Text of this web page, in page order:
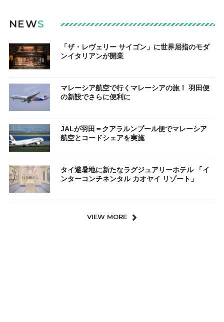
NEWS
「ザ・レヴェリー サイゴン」に世界屈指のモダ
ンイタリアンが開業
マレーシア航空で行くマレーシアの旅！ 羽田便
の新設でさらに便利に
JALが羽田＝クアラルンプール便でマレーシア
航空とコードシェアを実施
タイ避暑地に新たなラグジュアリーホテル 「イ
ンターコンチネンタル カオヤイ リゾート」
VIEW MORE